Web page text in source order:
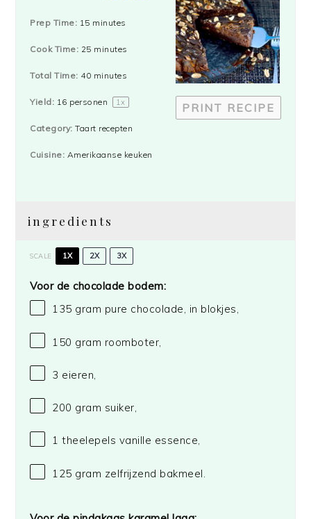
PRINT RECIPE
Prep Time: 15 minutes
Cook Time: 25 minutes
Total Time: 40 minutes
Yield: 16 personen 1x
Category: Taart recepten
Cuisine: Amerikaanse keuken
ingredients
SCALE 1X 2X 3X
Voor de chocolade bodem:
135 gram pure chocolade, in blokjes,
150 gram roomboter,
3 eieren,
200 gram suiker,
1 theelepels vanille essence,
125 gram zelfrijzend bakmeel.